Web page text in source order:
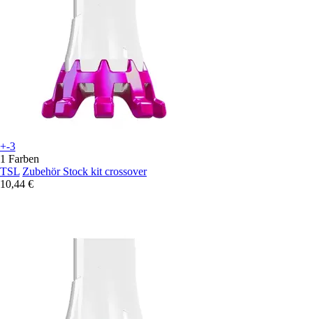
+-3
1 Farben
TSL Zubehör Stock kit crossover
10,44 €